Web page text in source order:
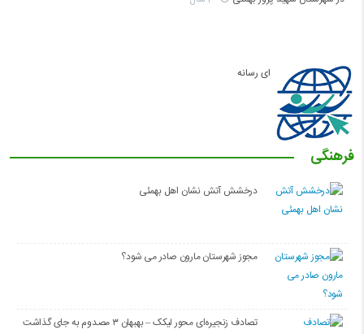
فرهنگی
درخشش آتش نشان اهل بهمئی
مجوز شهرستان مارون صادر می شود؟
تصادف زنجیره‌ای محور لیکک – بهبهان ۳ مصدوم به جای گذاشت
ای رسانه